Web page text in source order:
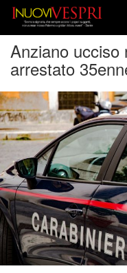
Anziano ucciso
arrestato